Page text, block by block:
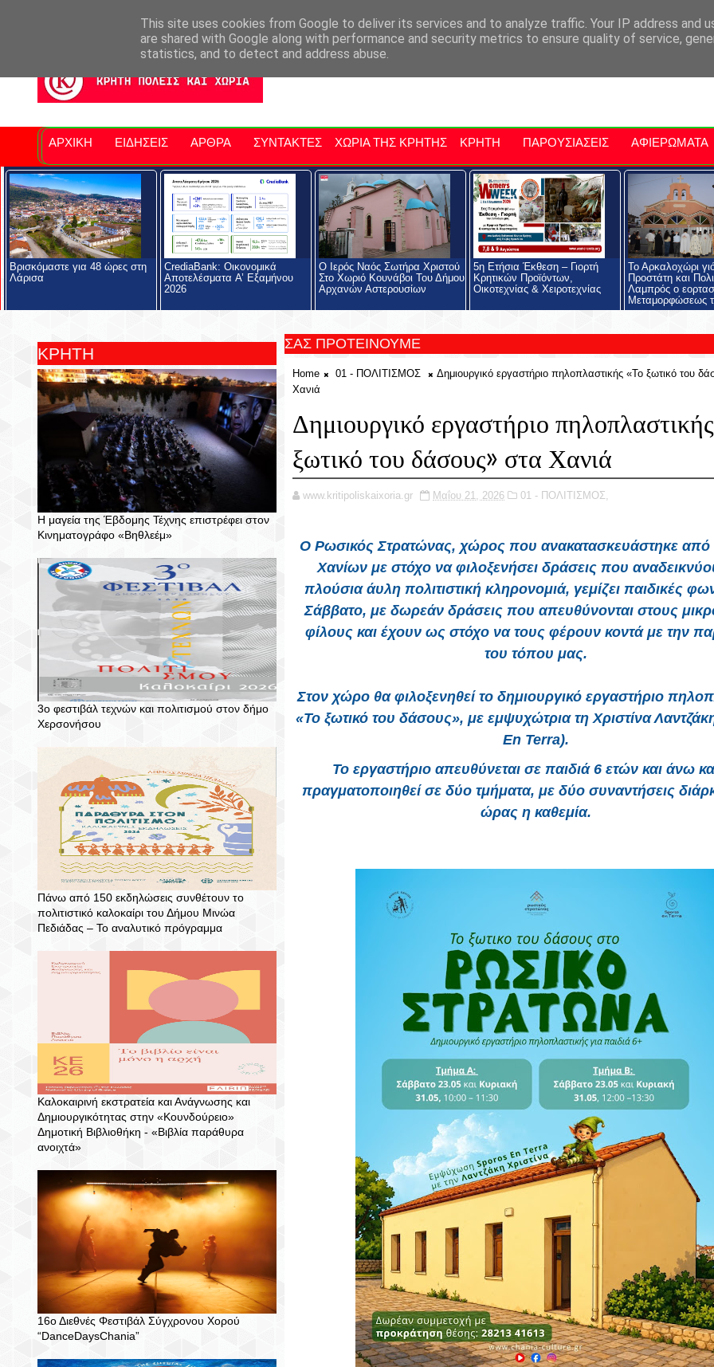
Νομός Λασιθίου Αγαπάμε Ρέθυμνο Επαρχία Μαλεβιζίου Εκδηλώσεις Στην Κρήτη Kriti Traveller
ΑΡΧΙΚΗ ΕΙΔΗΣΕΙΣ ΑΡΘΡΑ ΣΥΝΤΑΚΤΕΣ ΧΩΡΙΑ ΤΗΣ ΚΡΗΤΗΣ ΚΡΗΤΗ ΠΑΡΟΥΣΙΑΣΕΙΣ ΑΦΙΕΡΩΜΑΤΑ
Βρισκόμαστε για 48 ώρες στη
Λάρισα
CrediaBank: Οικονομικά
Αποτελέσματα A’ Εξαμήνου
2026
Ο Ιερός Ναός Σωτήρα Χριστού
Στο Χωριό Κουνάβοι Του Δήμου
Αρχανών Αστερουσίων
5η Ετήσια Έκθεση – Γιορτή
Κρητικών Προϊόντων,
Οικοτεχνίας & Χειροτεχνίας
Το Αρκαλοχώρι
Προστάτη και
Λαμπρός ο
Μεταμορφώσεως
ΚΡΗΤΗ
Η μαγεία της Έβδομης Τέχνης επιστρέφει στον
Κινηματογράφο «Βηθλεέμ»
3ο φεστιβάλ τεχνών και πολιτισμού στον δήμο
Χερσονήσου
Πάνω από 150 εκδηλώσεις συνθέτουν το
πολιτιστικό καλοκαίρι του Δήμου Μινώα
Πεδιάδας – To αναλυτικό πρόγραμμα
Καλοκαιρινή εκστρατεία και Ανάγνωσης και
Δημιουργικότητας στην «Κουνδούρειο»
Δημοτική Βιβλιοθήκη - «Βιβλία παράθυρα
ανοιχτά»
16ο Διεθνές Φεστιβάλ Σύγχρονου Χορού
“DanceDaysChania”
ΣΑΣ ΠΡΟΤΕΙΝΟΥΜΕ
Home 01 - ΠΟΛΙΤΙΣΜΟΣ
Δημιουργικό εργαστήριο πηλοπλαστικής «Το ξωτικό του
Χανιά
Δημιουργικό εργαστήριο
ξωτικό του δάσους» στα Χανιά
www.kritipoliskaixoria.gr Μαΐου 21, 2026 01 - ΠΟΛΙΤΙΣΜΟΣ,
Ο Ρωσικός Στρατώνας, χώρος που ανακατασκευάστηκε από
Χανίων με στόχο να φιλοξενήσει δράσεις που
πλούσια άυλη πολιτιστική κληρονομιά, γεμίζει παιδικές
Σάββατο, με δωρεάν δράσεις που απευθύνονται στους
φίλους και έχουν ως στόχο να τους φέρουν κοντά με την
του τόπου μας.
Στον χώρο θα φιλοξενηθεί το δημιουργικό εργαστήριο
«Το ξωτικό του δάσους», με εμψυχώτρια τηΧριστίνα
En Terra).
Το εργαστήριο απευθύνεται σε παιδιά 6 ετών και άνω
πραγματοποιηθεί σε δύο τμήματα, με δύο συναντήσεις
ώραςη καθεμία.
This site uses cookies from Google to deliver its services and to analyze traffic. Your IP address and
are shared with Google along with performance and security metrics to ensure quality of service,
statistics, and to detect and address abuse.